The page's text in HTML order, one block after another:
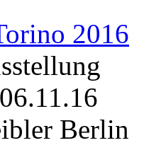
2016
06.11.16
Berlin